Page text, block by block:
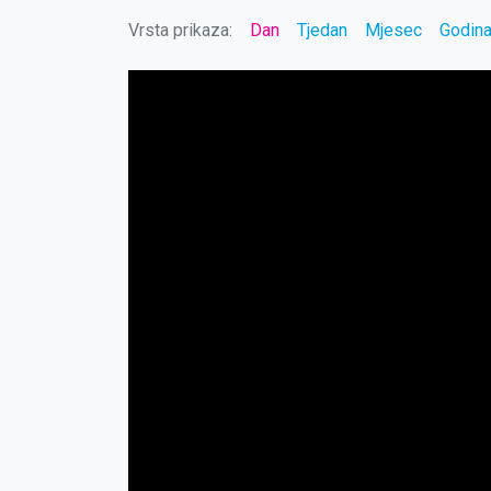
Vrsta prikaza: Dan Tjedan Mjesec Godina